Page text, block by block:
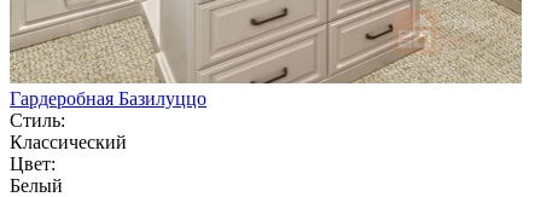
Гардеробная Базилуццо
Стиль:
Классический
Цвет:
Белый